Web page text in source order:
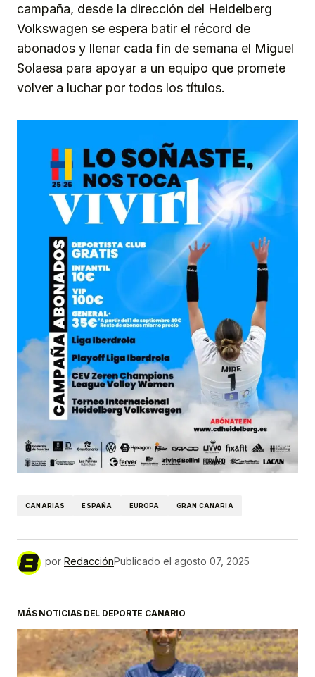
campaña, desde la dirección del Heidelberg
Volkswagen se espera batir el récord de
abonados y llenar cada fin de semana el Miguel
Solaesa para apoyar a un equipo que promete
volver a luchar por todos los títulos.
CANARIAS ESPAÑA EUROPA GRAN CANARIA
por RedacciónPublicado el agosto 07, 2025
MÁS NOTICIAS DEL DEPORTE CANARIO